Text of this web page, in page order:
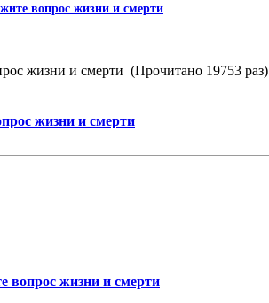
вопрос жизни и смерти
жизни и смерти (Прочитано 19753 раз)
жизни и смерти
вопрос жизни и смерти